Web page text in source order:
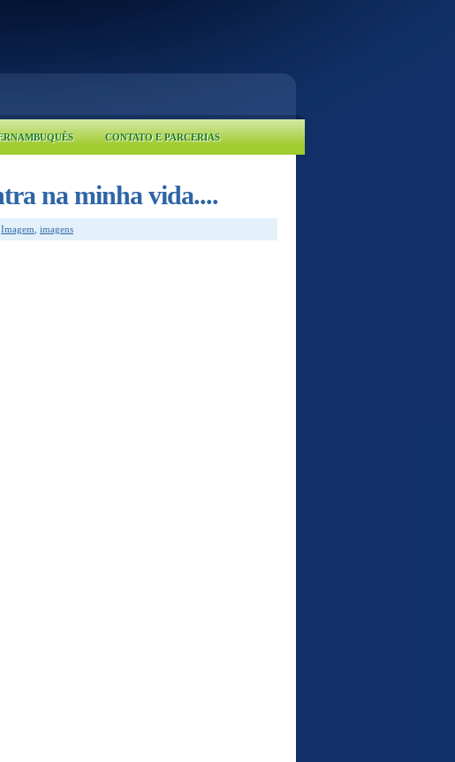
CONTATO E PARCERIAS
na minha vida....
Imagem imagens